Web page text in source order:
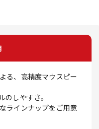
る、高精度マウスピー
のしやすさ。
ラインナップをご用意